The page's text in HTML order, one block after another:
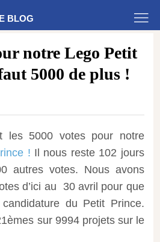
BLOG
notre Lego Petit
5000 de plus !
les 5000 votes pour notre
! Il nous reste 102 jours
autres votes. Nous avons
d’ici au 30 avril pour que
du Petit Prince.
sur 9994 projets sur le